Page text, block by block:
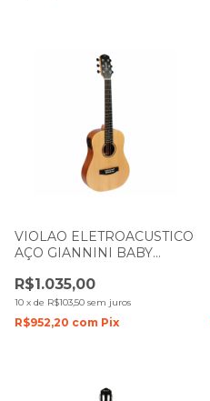
VIOLAO ELETROACUSTICO
AÇO GIANNINI BABY
NATURAL SATIN
R$1.035,00
10 x de R$103,50 sem juros
R$952,20 com Pix